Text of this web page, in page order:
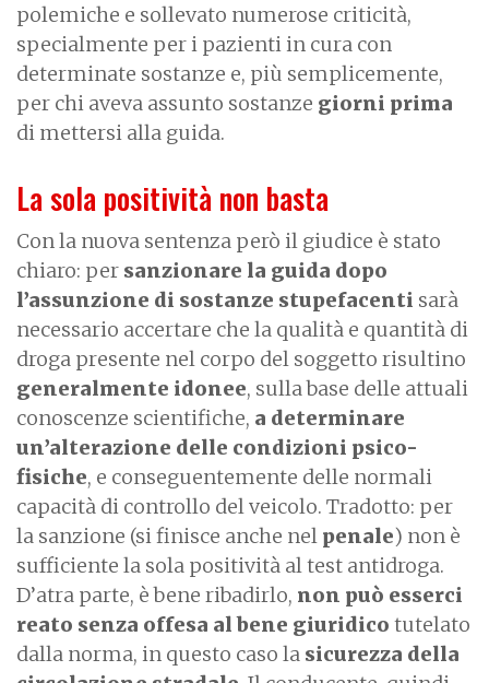
polemiche e sollevato numerose criticità,
specialmente per i pazienti in cura con
determinate sostanze e, più semplicemente,
per chi aveva assunto sostanze giorni prima
di mettersi alla guida.
La sola positività non basta
Con la nuova sentenza però il giudice è stato
chiaro: per sanzionare la guida dopo
l’assunzione di sostanze stupefacenti sarà
necessario accertare che la qualità e quantità di
droga presente nel corpo del soggetto risultino
generalmente idonee, sulla base delle attuali
conoscenze scientifiche, a determinare
un’alterazione delle condizioni psico-
fisiche, e conseguentemente delle normali
capacità di controllo del veicolo. Tradotto: per
la sanzione (si finisce anche nel penale) non è
sufficiente la sola positività al test antidroga.
D’atra parte, è bene ribadirlo, non può esserci
reato senza offesa al bene giuridico tutelato
dalla norma, in questo caso la sicurezza della